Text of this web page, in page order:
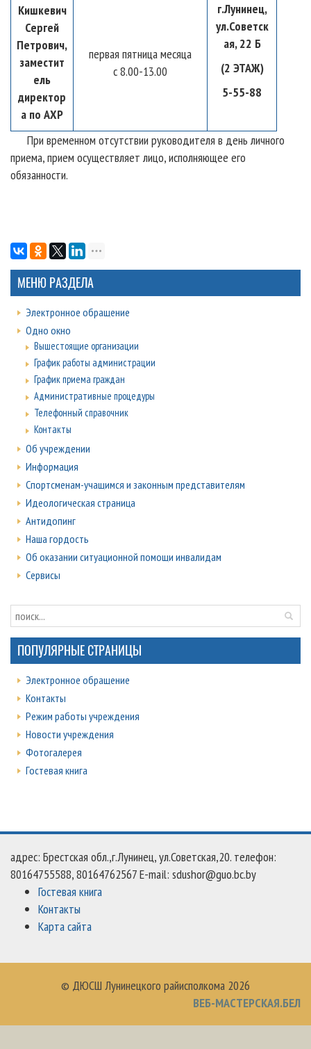
Кишкевич
Сергей
Петрович,
заместит
ель
директор
а по АХР
первая пятница месяца
с 8.00-13.00
г.Лунинец,
ул.Советск
ая, 22 Б
(2 ЭТАЖ)
5-55-88
При временном отсутствии руководителя в день личного
приема, прием осуществляет лицо, исполняющее его
обязанности.
МЕНЮ РАЗДЕЛА
Электронное обращение
Одно окно
Вышестоящие организации
График работы администрации
График приема граждан
Административные процедуры
Телефонный справочник
Контакты
Об учреждении
Информация
Спортсменам-учащимся и законным представителям
Идеологическая страница
Антидопинг
Наша гордость
Об оказании ситуационной помощи инвалидам
Сервисы
ПОПУЛЯРНЫЕ СТРАНИЦЫ
Электронное обращение
Контакты
Режим работы учреждения
Новости учреждения
Фотогалерея
Гостевая книга
адрес: Брестская обл.,г.Лунинец, ул.Советская,20. телефон:
80164755588, 80164762567 E-mail: sdushor@guo.bc.by
Гостевая книга
Контакты
Карта сайта
© ДЮСШ Лунинецкого райисполкома 2026
ВЕБ-МАСТЕРСКАЯ.БЕЛ